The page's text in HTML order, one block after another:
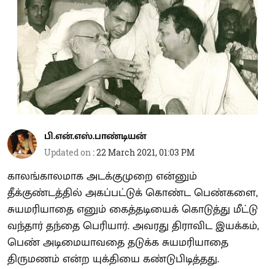
பி.என்.எஸ்.பாண்டியன்
Updated on :22 March 2021, 01:03 PM
காலங்காலமாக அடக்குமுறை என்னும்
தீக்குண்டத்தில் அகப்பட்டுக் கொண்ட பெண்களை,
சுயமரியாதை எனும் கைத்தடியைக் கொடுத்து மீட்டு
வந்தார் தந்தை பெரியார். அவரது திராவிட இயக்கம்,
பெண் அடிமையாவதை தடுக்க சுயமரியாதை
திருமணம் என்ற யுக்தியை கண்டுபிடித்தது.